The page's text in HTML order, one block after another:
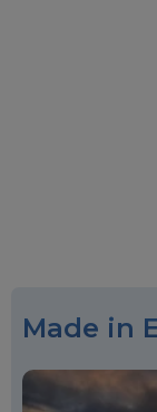
Made in